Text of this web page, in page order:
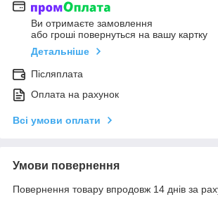
Ви отримаєте замовлення
або гроші повернуться на вашу картку
Детальніше
Післяплата
Оплата на рахунок
Всі умови оплати
Умови повернення
Повернення товару впродовж 14 днів за